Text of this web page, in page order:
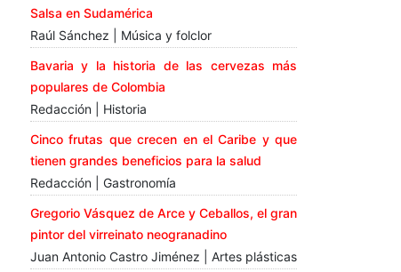
Salsa en Sudamérica
Raúl Sánchez | Música y folclor
Bavaria y la historia de las cervezas más
populares de Colombia
Redacción | Historia
Cinco frutas que crecen en el Caribe y que
tienen grandes beneficios para la salud
Redacción | Gastronomía
Gregorio Vásquez de Arce y Ceballos, el gran
pintor del virreinato neogranadino
Juan Antonio Castro Jiménez | Artes plásticas